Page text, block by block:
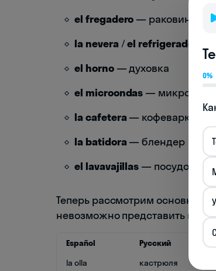
el fregadero — раковина
la nevera /el refrigerador
el horno— духовка
el microondas —
la cafetera — кофеварка
la batidora — блендер
el lavavajillas —
Теперь рассмотрим основную
невозможно представить
Español Русский
la olla
кастрюля
0%